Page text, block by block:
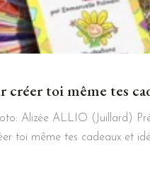
créer toi même tes
Alizée ALLIO (Juillard)
toi même tes cadeaux et